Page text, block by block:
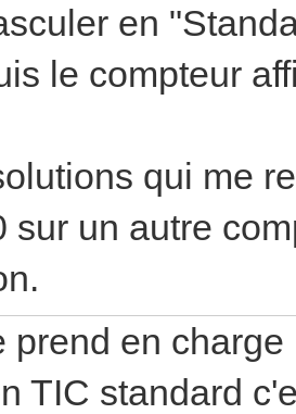
en
le compteur
qui me
sur un autre
prend en
TIC standard